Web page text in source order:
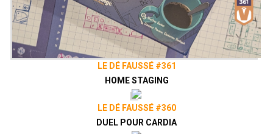
LE DÉ FAUSSÉ #361
HOME STAGING
LE DÉ FAUSSÉ #360
DUEL POUR CARDIA